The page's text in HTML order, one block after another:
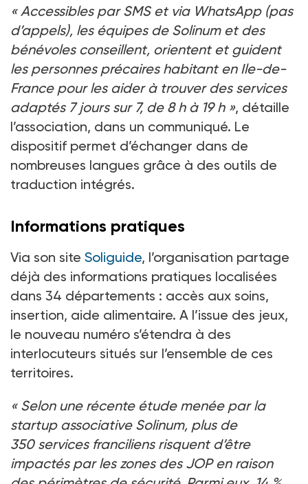
« Accessibles par SMS et via WhatsApp (pas
d’appels), les équipes de Solinum et des
bénévoles conseillent, orientent et guident
les personnes précaires habitant en Ile-de-
France pour les aider à trouver des services
adaptés 7 jours sur 7, de 8 h à 19 h », détaille
l’association, dans un communiqué. Le
dispositif permet d’échanger dans de
nombreuses langues grâce à des outils de
traduction intégrés.
Informations pratiques
Via son site Soliguide, l’organisation partage
déjà des informations pratiques localisées
dans 34 départements : accès aux soins,
insertion, aide alimentaire. A l’issue des jeux,
le nouveau numéro s’étendra à des
interlocuteurs situés sur l’ensemble de ces
territoires.
« Selon une récente étude menée par la
startup associative Solinum, plus de
350 services franciliens risquent d’être
impactés par les zones des JOP en raison